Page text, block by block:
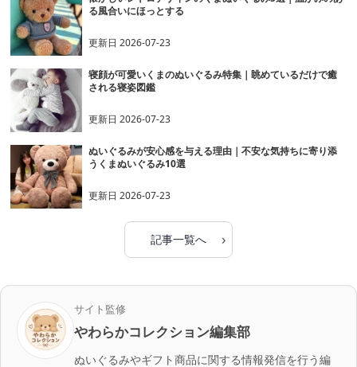
る風合いにほっとする
更新日2026-07-23
寝顔が可愛いくまのぬいぐるみ特集｜眺めているだけで癒
される寝姿図鑑
更新日2026-07-23
ぬいぐるみが安心感を与える理由｜不安な気持ちに寄り添
うくまぬいぐるみ10選
更新日2026-07-23
記事一覧へ ›
サイト監修
やわらかコレクション編集部
ぬいぐるみやギフト商品に関する情報発信を行う編